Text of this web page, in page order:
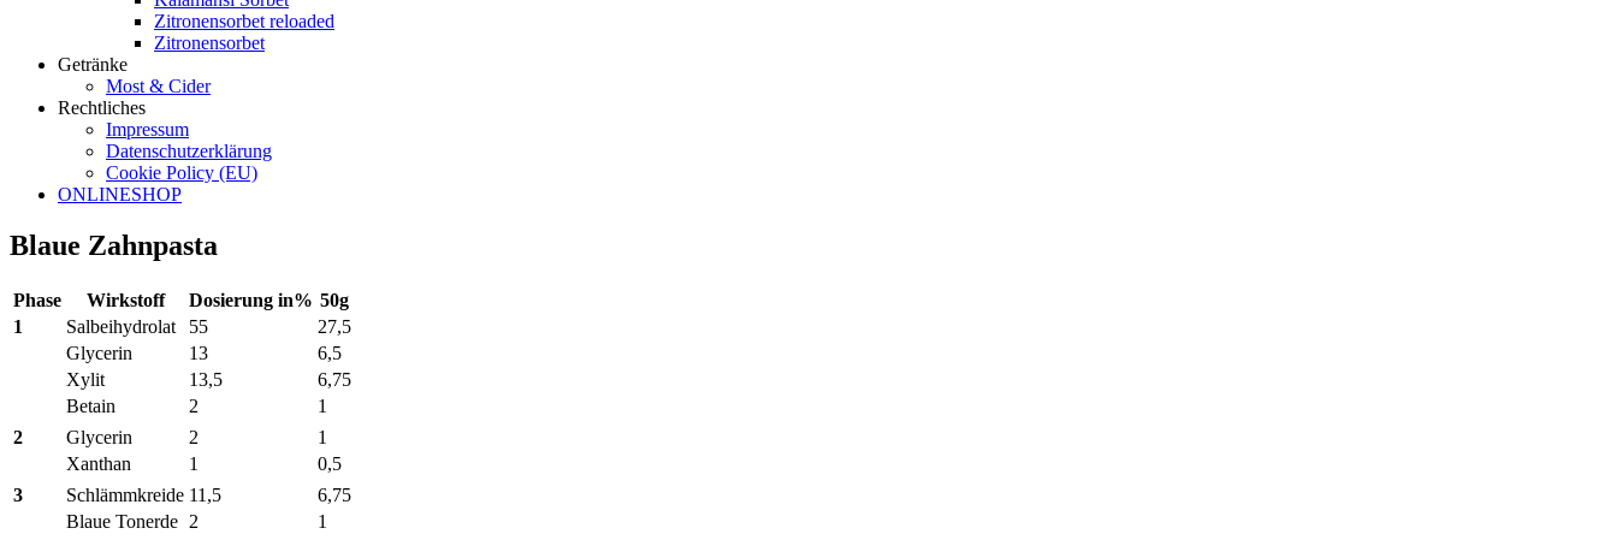
Zitronensorbet reloaded
Zitronensorbet
Getränke
Most & Cider
Rechtliches
Impressum
Datenschutzerklärung
Cookie Policy (EU)
ONLINESHOP
Blaue Zahnpasta
Phase Wirkstoff Dosierung in% 50g
1
Salbeihydrolat 55
27,5
Glycerin
13
6,5
Xylit
13,5
6,75
Betain
2
1
2
Glycerin 2
1
Xanthan
1
0,5
3
Schlämmkreide 11,5
6,75
Blaue Tonerde 2 1